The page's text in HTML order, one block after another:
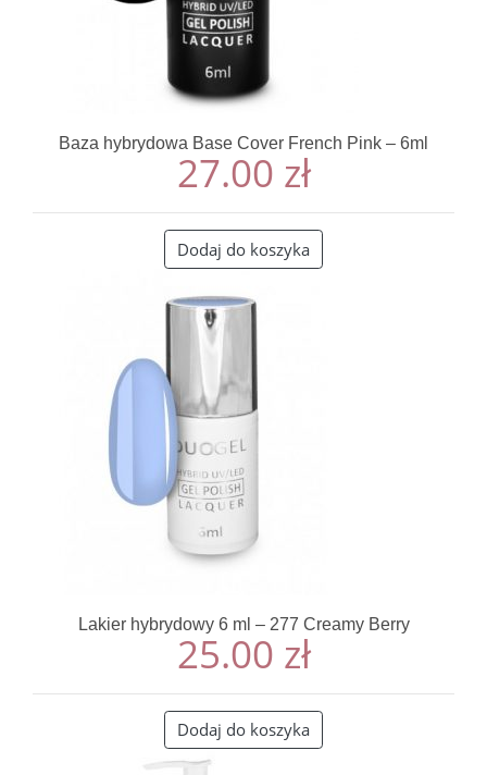
Baza hybrydowa Base Cover French Pink – 6ml
27.00 zł
Dodaj do koszyka
Lakier hybrydowy 6 ml – 277 Creamy Berry
25.00 zł
Dodaj do koszyka